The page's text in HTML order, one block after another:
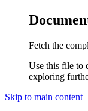
Fetch the
Use this file to
exploring
Skip to main content